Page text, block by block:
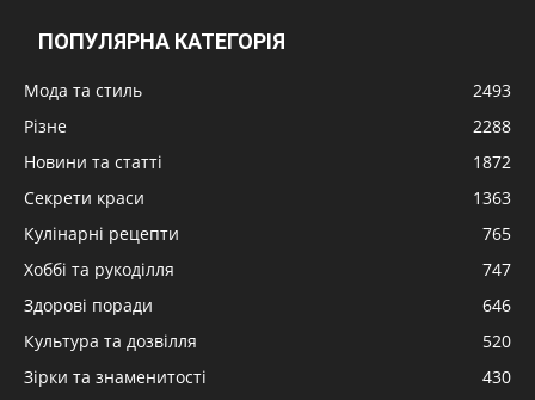
ПОПУЛЯРНА КАТЕГОРІЯ
Мода та стиль
2493
Різне
2288
Новини та статті
1872
Секрети краси
1363
Кулінарні рецепти
765
Хоббі та рукоділля
747
Здорові поради
646
Культура та дозвілля
520
Зірки та знаменитості
430